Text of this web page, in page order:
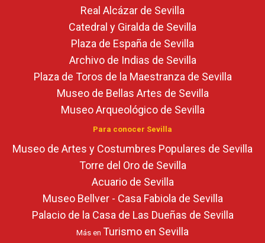
Real Alcázar de Sevilla
Catedral y Giralda de Sevilla
Plaza de España de Sevilla
Archivo de Indias de Sevilla
Plaza de Toros de la Maestranza de Sevilla
Museo de Bellas Artes de Sevilla
Museo Arqueológico de Sevilla
Para conocer Sevilla
Museo de Artes y Costumbres Populares de Sevilla
Torre del Oro de Sevilla
Acuario de Sevilla
Museo Bellver - Casa Fabiola de Sevilla
Palacio de la Casa de Las Dueñas de Sevilla
Más en Turismo en Sevilla